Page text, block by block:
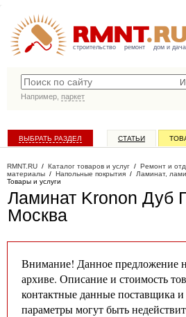
строительство ремонт дом и дача
Например, паркет
ВЫБРАТЬ РАЗДЕЛ СТАТЬИ
RMNT.RU / Каталог товаров и услуг / Ремонт и
материалы / Напольные покрытия / Ламинат,
Товары и услуги
Ламинат Kronon Дуб
Москва
Внимание! Данное предложение
архиве. Описание и стоимость
контактные данные поставщика и
параметры могут быть